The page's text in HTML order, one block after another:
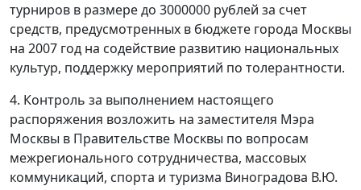
турниров в размере до 3000000 рублей за счет
средств, предусмотренных в бюджете города Москвы
на 2007 год на содействие развитию национальных
культур, поддержку мероприятий по толерантности.
4. Контроль за выполнением настоящего
распоряжения возложить на заместителя Мэра
Москвы в Правительстве Москвы по вопросам
межрегионального сотрудничества, массовых
коммуникаций, спорта и туризма Виноградова В.Ю.